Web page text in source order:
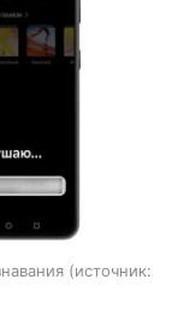
источник: